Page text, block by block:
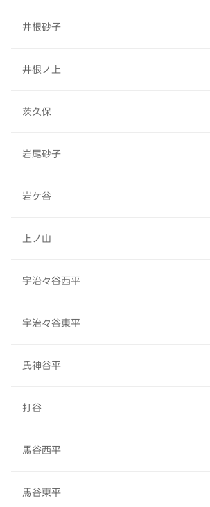
井根砂子
井根ノ上
茨久保
岩尾砂子
岩ケ谷
上ノ山
宇治々谷西平
宇治々谷東平
氏神谷平
打谷
馬谷西平
馬谷東平